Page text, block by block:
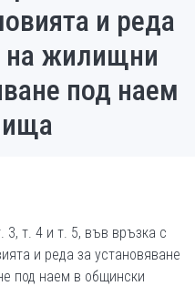
и реда
на жилищни
под наем
3, т. 4 и т. 5, във връзка с
и реда за установяване
под наем в общински